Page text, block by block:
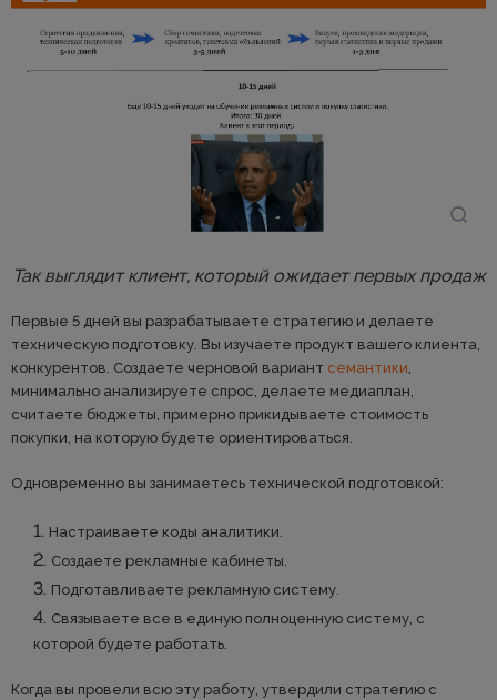
Так выглядит клиент, который ожидает первых продаж
Первые 5 дней вы разрабатываете стратегию и делаете
техническую подготовку. Вы изучаете продукт вашего клиента,
конкурентов. Создаете черновой вариант семантики
минимально анализируете спрос, делаете медиаплан,
считаете бюджеты, примерно прикидываете стоимость
покупки, на которую будете ориентироваться.
Одновременно вы занимаетесь технической подготовкой:
Настраиваете коды аналитики.
Создаете рекламные кабинеты.
Подготавливаете рекламную систему.
Связываете все в единую полноценную систему, с
которой будете работать.
Когда вы провели всю эту работу, утвердили стратегию с